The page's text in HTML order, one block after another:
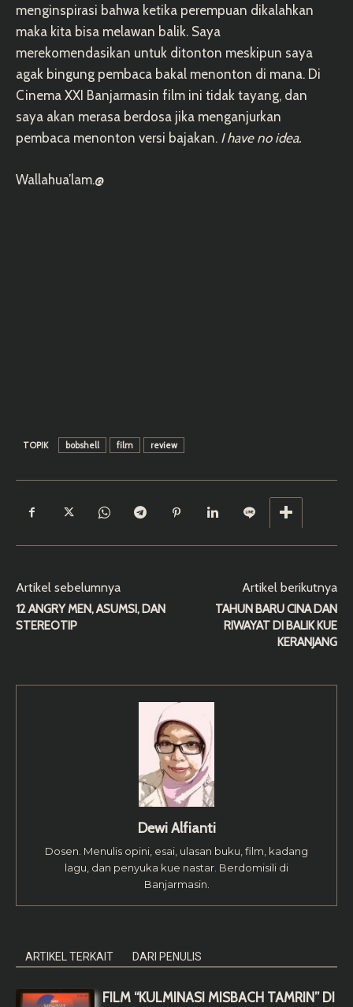
menginspirasi bahwa ketika perempuan dikalahkan
maka kita bisa melawan balik. Saya
merekomendasikan untuk ditonton meskipun saya
agak bingung pembaca bakal menonton di mana. Di
Cinema XXI Banjarmasin film ini tidak tayang, dan
saya akan merasa berdosa jika menganjurkan
pembaca menonton versi bajakan. I have no idea.
Wallahua’lam.@
TOPIK bobshell film review
Artikel sebelumnya
12 ANGRY MEN, ASUMSI, DAN
STEREOTIP
Artikel berikutnya
TAHUN BARU CINA DAN
RIWAYAT DI BALIK KUE
KERANJANG
Dewi Alfianti
Dosen. Menulis opini, esai, ulasan buku, film, kadang
lagu, dan penyuka kue nastar. Berdomisili di
Banjarmasin.
ARTIKEL TERKAIT DARI PENULIS
FILM “KULMINASI MISBACH TAMRIN” DI